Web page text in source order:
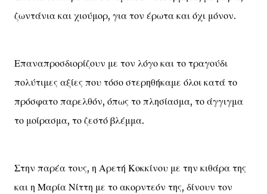
ζωντάνια και χιούμορ, για τον έρωτα και όχι μόνον.
Επαναπροσδιορίζουν με τον λόγο και το τραγούδι
πολύτιμες αξίες που τόσο στερηθήκαμε όλοι κατά το
πρόσφατο παρελθόν, όπως το πλησίασμα, το άγγιγμα
το μοίρασμα, το ζεστό βλέμμα.
Στην παρέα τους, η Αρετή Κοκκίνου με την κιθάρα της
και η Μαρία Νίττη με το ακορντεόν της, δίνουν τον